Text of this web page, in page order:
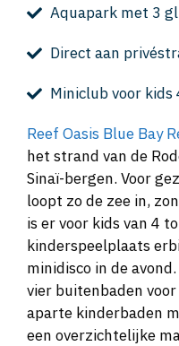
Aquapark met 3
Direct aan
Miniclub voor kids
Reef Oasis Blue Bay
het strand van de
Sinaï-bergen. Voor
loopt zo de zee in,
is er voor kids van 4
kinderspeelplaats
minidisco in de
vier buitenbaden
aparte kinderbaden
een overzichtelijke